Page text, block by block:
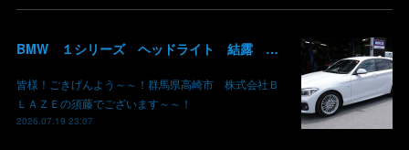
BMW １シリーズ ヘッドライト 結露 浸水 シーリング加工 水滴 株式会社BLAZE
皆様！ごきげんよう～～！群馬県高崎市 株式会社Ｂ
ＬＡＺＥの須藤でございます～～！
2026.07.19 23:07